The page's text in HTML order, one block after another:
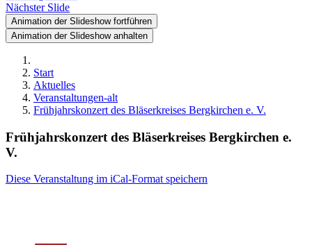
Nächster Slide
Animation der Slideshow fortführen
Animation der Slideshow anhalten
Start
Aktuelles
Veranstaltungen-alt
Frühjahrskonzert des Bläserkreises Bergkirchen e. V.
Frühjahrskonzert des Bläserkreises Bergkirchen e.
V.
Diese Veranstaltung im iCal-Format speichern